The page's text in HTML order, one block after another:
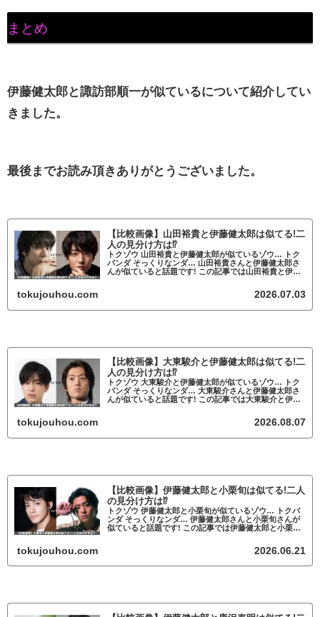
まとめ
伊藤健太郎と諏訪部順一が似ているについて紹介してい
きました。
最後までお読み頂きありがとうございました。
【比較画像】山田裕貴と伊藤健太郎は似てる!二
人の見分け方は⁉
トクゾウ 山田裕貴と伊藤健太郎が似ているゾウ… トク
パンダ そっくりなンダ… 山田裕貴さんと伊藤健太郎さ
んが似ていると話題です! この記事では山田裕貴と伊藤
tokujouhou.com 2026.07.03
【比較画像】大東駿介と伊藤健太郎は似てる!二
人の見分け方は⁉
トクゾウ 大東駿介と伊藤健太郎が似ているゾウ… トク
パンダ そっくりなンダ… 大東駿介さんと伊藤健太郎さ
んが似ていると話題です! この記事では大東駿介と伊藤
tokujouhou.com 2026.08.07
【比較画像】伊藤健太郎と小栗旬は似てる!二人
の見分け方は⁉
トクゾウ 伊藤健太郎と小栗旬が似ているゾウ… トクパ
ンダ そっくりなンダ… 伊藤健太郎さんと小栗旬さんが
似ていると話題です! この記事では伊藤健太郎と小栗旬
tokujouhou.com 2026.06.21